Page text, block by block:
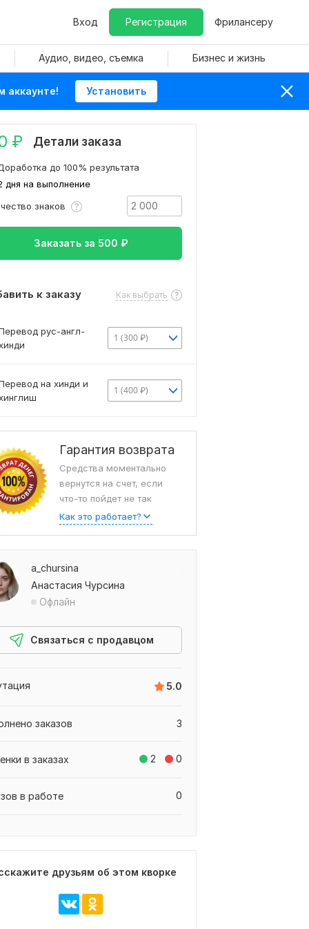
Вход Регистрация Фрилансеру
Аудио, видео, съемка Бизнес и жизнь
аккаунте! Установить
₽ Детали заказа
дня на выполнение
до 100% результата
знаков
Заказать за 500 ₽
к заказу Как выбрать
рус-англ-
1 (300 ₽)
на хинди и
1 (400 ₽)
Гарантия возврата
Средства моментально
вернутся на счет, если
что-то пойдет не так
Как это работает?
a_chursina
Анастасия Чурсина
Офлайн
Связаться с продавцом
5.0
3
заказов
2 0
в заказах
0
в работе
друзьям об этом кворке